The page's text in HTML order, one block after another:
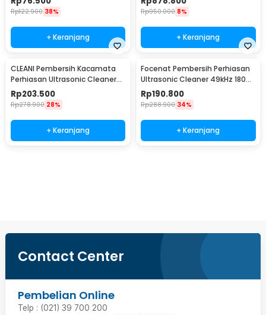
Rp122.900 38%
+ Keranjang
Rp950.000 8%
+ Keranjang
CLEANI Pembersih Kacamata
Perhiasan Ultrasonic Cleaner
55kHz 450ml - MJ-50
Rp203.500
Rp278.900 28%
+ Keranjang
Focenat Pembersih Perhiasan
Ultrasonic Cleaner 49kHz 180ml
- X88
Rp190.800
Rp288.900 34%
+ Keranjang
Contact Center
Pembelian Online
Telp : (021) 39 700 200